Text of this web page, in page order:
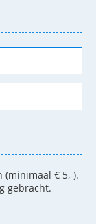
€ 5,-).
gebracht.